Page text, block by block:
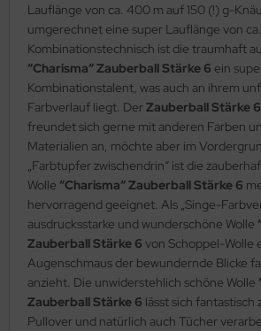
Lauflänge von ca. 400 m auf 150 (!) g-
umgerechnet eine super Lauflänge von
Kombinationstechnisch ist die traumhaft
“Charisma“ Zauberball Stärke 6 ein
Kombinationstalent, was auch an ihrem
Farbverlauf liegt. Der Zauberball Stärke
freundet sich gerne mit anderen Farben
Materialien an, möchte aber im
„Farbtupfer zwischendrin“ ist die
Wolle “Charisma“ Zauberball Stärke 6
hervorragend geeignet. Als „Singe-
ausdrucksstarke und wunderschöne Wolle
Zauberball Stärke 6 von Schoppel-Wolle
Augenschmaus der bewundernde Blicke
anzieht. Die unwiderstehlich schöne Wolle
Zauberball Stärke 6 lässt sich fantastisch
Pullover und natürlich auch Tücher